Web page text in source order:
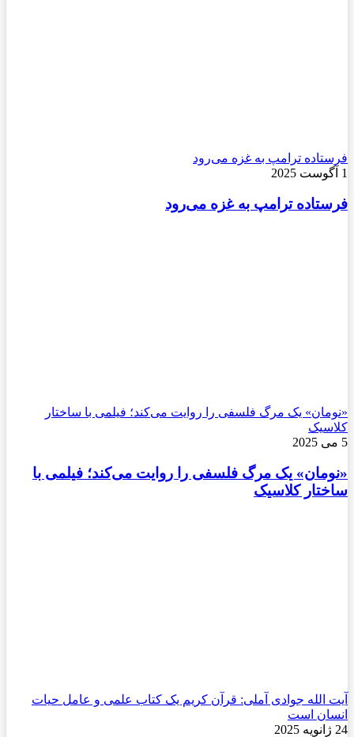
فرستاده ترامپ به غزه می‌رود
1 آگوست 2025
فرستاده ترامپ به غزه می‌رود
«نومان» یک مرگ فلسفی را روایت می‌کند؛ فیلمی با ساختار
کلاسیک
5 می 2025
«نومان» یک مرگ فلسفی را روایت می‌کند؛ فیلمی با
ساختار کلاسیک
آیت الله جوادی آملی: قرآن کریم یک کتاب علمی و عامل حیات
انسان است
24 ژانویه 2025